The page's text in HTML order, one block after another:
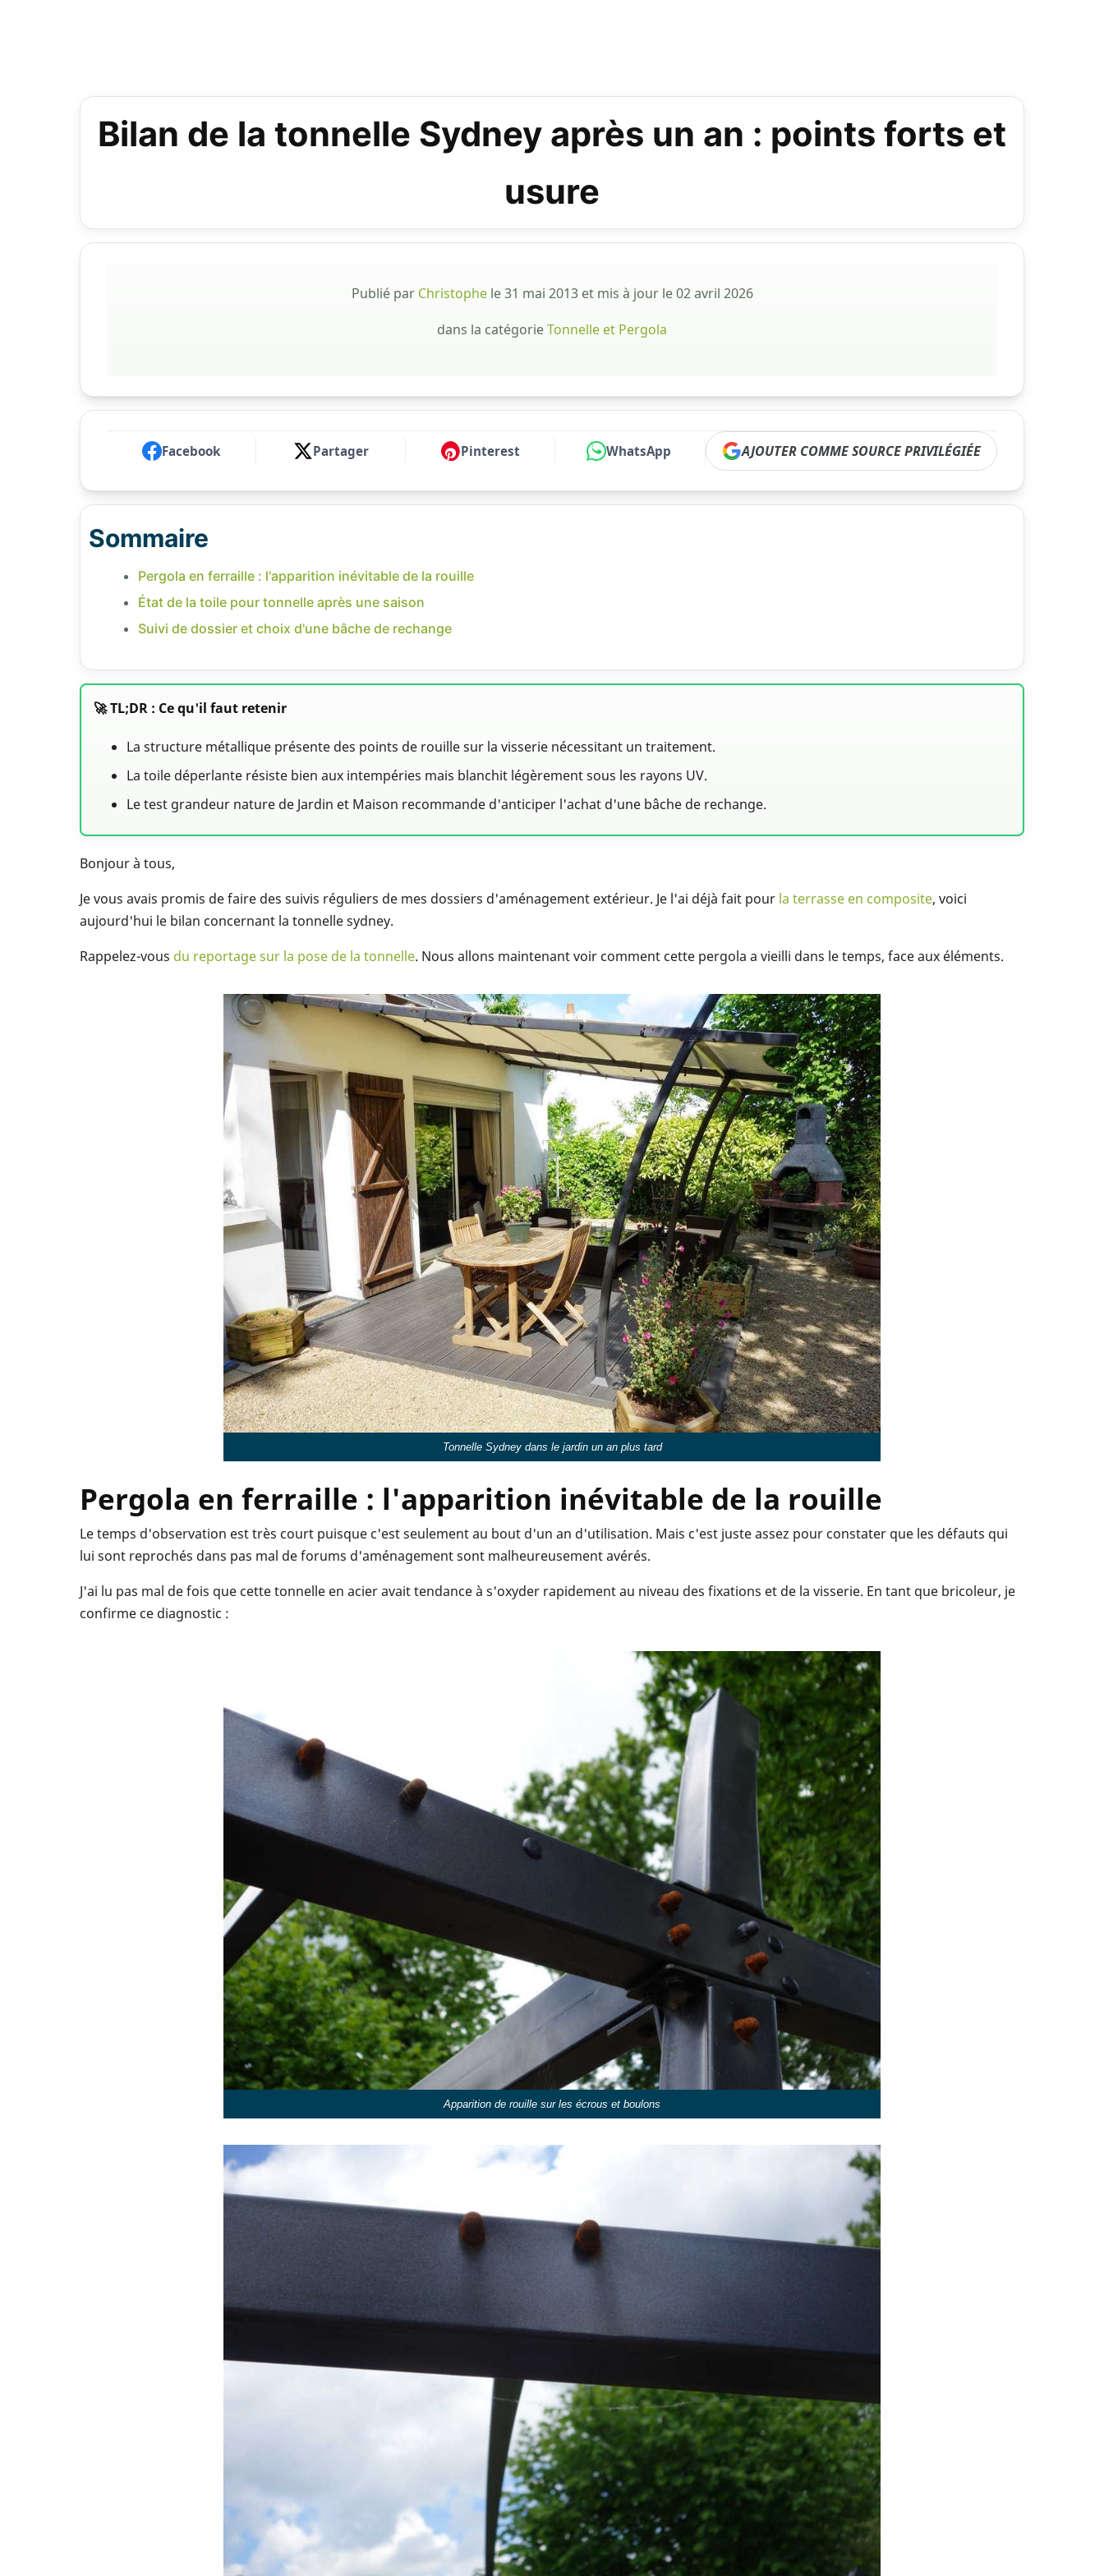
Bilan de la tonnelle Sydney après un an : points forts et
usure
Publié par Christophele31 mai 2013et mis à jour le02 avril 2026
dans la catégorieTonnelle et Pergola
Facebook Partager Pinterest WhatsApp AJOUTER COMME SOURCE PRIVILÉGIÉE
Sommaire
Pergola en ferraille : l'apparition inévitable de la rouille
État de la toile pour tonnelle après une saison
Suivi de dossier et choix d'une bâche de rechange
🚀 TL;DR : Ce qu'il faut retenir
La structure métallique présente des points de rouille sur la visserie nécessitant un traitement.
La toile déperlante résiste bien aux intempéries mais blanchit légèrement sous les rayons UV.
Le test grandeur nature de Jardin et Maison recommande d'anticiper l'achat d'une bâche de rechange.
Bonjour à tous,
Je vous avais promis de faire des suivis réguliers de mes dossiers d'aménagement extérieur. Je l'ai déjà fait pour la terrasse en composite, voici
aujourd'hui le bilan concernant la tonnelle sydney.
Rappelez-vous du reportage sur la pose de la tonnelle. Nous allons maintenant voir comment cette pergola a vieilli dans le temps, face aux éléments.
Tonnelle Sydney dans le jardin un an plus tard
Pergola en ferraille : l'apparition inévitable de la rouille
Le temps d'observation est très court puisque c'est seulement au bout d'un an d'utilisation. Mais c'est juste assez pour constater que les défauts qui
lui sont reprochés dans pas mal de forums d'aménagement sont malheureusement avérés.
J'ai lu pas mal de fois que cette tonnelle en acier avait tendance à s'oxyder rapidement au niveau des fixations et de la visserie. En tant que bricoleur, je
confirme ce diagnostic :
Apparition de rouille sur les écrous et boulons